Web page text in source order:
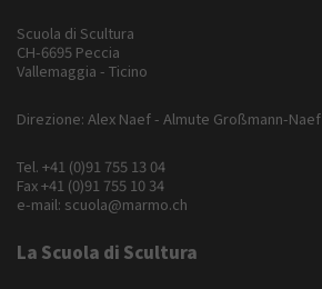
Scuola di Scultura
CH-6695 Peccia
Vallemaggia - Ticino
Direzione: Alex Naef - Almute Großmann-Naef
Tel. +41 (0)91 755 13 04
Fax +41 (0)91 755 10 34
e-mail: scuola@marmo.ch
La Scuola di Scultura